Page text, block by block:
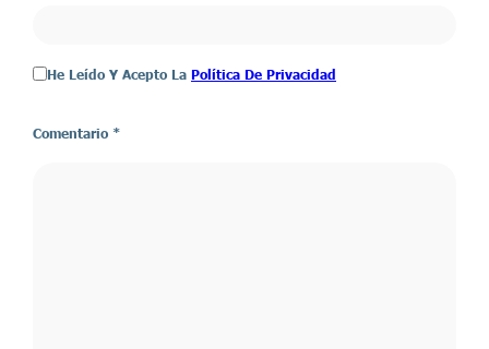
He Leído Y Acepto La Política De Privacidad
Comentario *